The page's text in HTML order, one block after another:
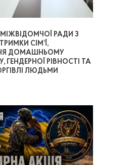
РАДИ З
СІМ’Ї,
ДОМАШНЬОМУ
ГЕНДЕРНОЇ РІВНОСТІ ТА
ЛЮДЬМИ